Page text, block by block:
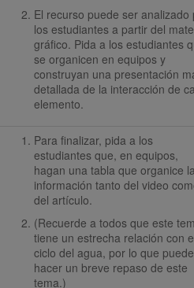
El recurso puede ser analizado
los estudiantes a partir del
gráfico. Pida a los estudiantes
se organicen en equipos y
construyan una presentación
detallada de la interacción de
elemento.
Para finalizar, pida a los
estudiantes que, en equipos,
hagan una tabla que organice
información tanto del video
del artículo.
(Recuerde a todos que este
tiene un estrecha relación con
ciclo del agua, por lo que
hacer un breve repaso de este
tema.)